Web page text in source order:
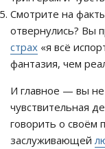
Смотрите на
отвернулись? Вы
страх «я всё
фантазия, чем
И главное — вы
чувствительная
говорить о своём
заслуживающей